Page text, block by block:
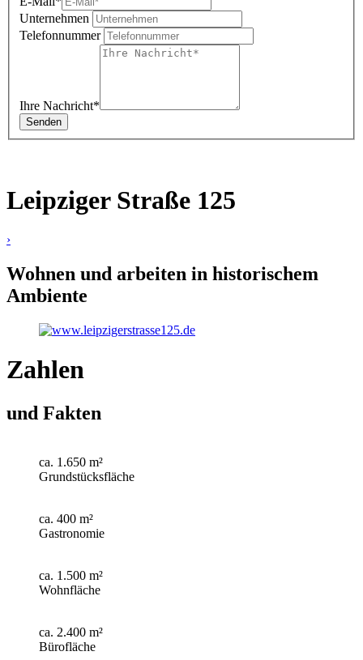
Unternehmen
Telefonnummer
Ihre Nachricht*
Leipziger Straße 125
›
Wohnen und arbeiten in historischem
Ambiente
Zahlen
und Fakten
ca. 1.650 m²
Grundstücksfläche
ca. 400 m²
Gastronomie
ca. 1.500 m²
Wohnfläche
ca. 2.400 m²
Bürofläche